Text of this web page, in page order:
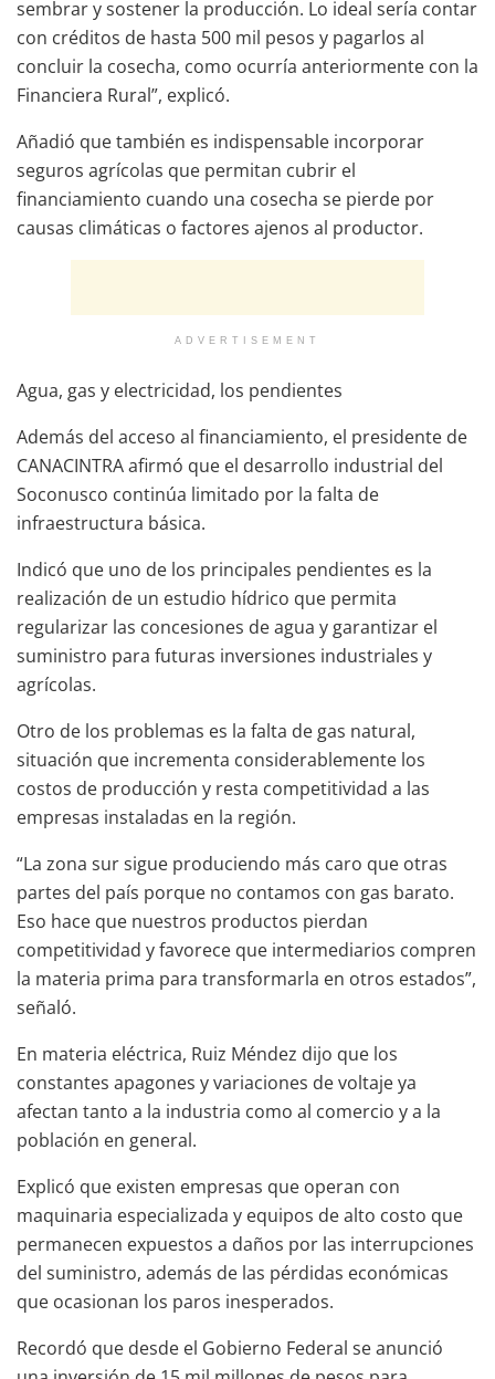
sembrar y sostener la producción. Lo ideal sería contar
con créditos de hasta 500 mil pesos y pagarlos al
concluir la cosecha, como ocurría anteriormente con la
Financiera Rural”, explicó.
Añadió que también es indispensable incorporar
seguros agrícolas que permitan cubrir el
financiamiento cuando una cosecha se pierde por
causas climáticas o factores ajenos al productor.
ADVERTISEMENT
Agua, gas y electricidad, los pendientes
Además del acceso al financiamiento, el presidente de
CANACINTRA afirmó que el desarrollo industrial del
Soconusco continúa limitado por la falta de
infraestructura básica.
Indicó que uno de los principales pendientes es la
realización de un estudio hídrico que permita
regularizar las concesiones de agua y garantizar el
suministro para futuras inversiones industriales y
agrícolas.
Otro de los problemas es la falta de gas natural,
situación que incrementa considerablemente los
costos de producción y resta competitividad a las
empresas instaladas en la región.
“La zona sur sigue produciendo más caro que otras
partes del país porque no contamos con gas barato.
Eso hace que nuestros productos pierdan
competitividad y favorece que intermediarios compren
la materia prima para transformarla en otros estados”,
señaló.
En materia eléctrica, Ruiz Méndez dijo que los
constantes apagones y variaciones de voltaje ya
afectan tanto a la industria como al comercio y a la
población en general.
Explicó que existen empresas que operan con
maquinaria especializada y equipos de alto costo que
permanecen expuestos a daños por las interrupciones
del suministro, además de las pérdidas económicas
que ocasionan los paros inesperados.
Recordó que desde el Gobierno Federal se anunció